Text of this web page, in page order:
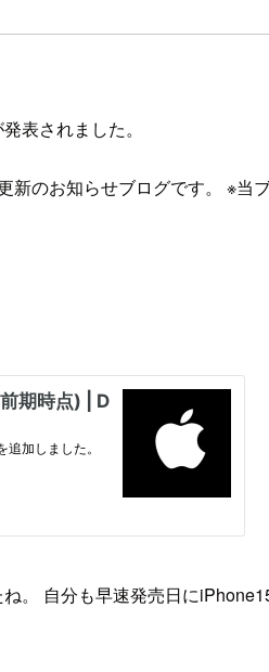
表されました。
のお知らせブログです。 ※当
。 自分も早速発売日に